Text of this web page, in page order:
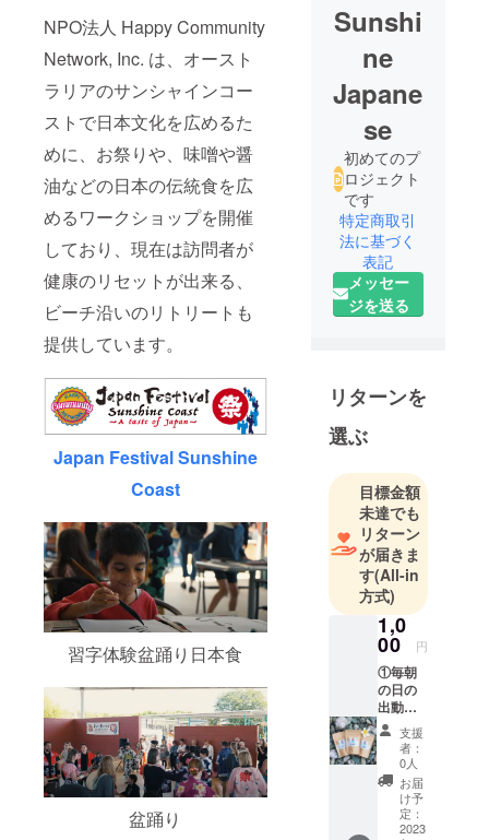
NPO法人 Happy Community
Network, Inc. は、オースト
ラリアのサンシャインコー
ストで日本文化を広めるた
めに、お祭りや、味噌や醤
油などの日本の伝統食を広
めるワークショップを開催
しており、現在は訪問者が
健康のリセットが出来る、
ビーチ沿いのリトリートも
提供しています。
Japan Festival Sunshine
Coast
習字体験盆踊り日本食
盆踊り
Sunshi
ne
Japane
se
初めてのプ
ロジェクト
です
特定商取引
法に基づく
表記
メッセー
ジを送る
リターンを
選ぶ
目標金額
未達でも
リターン
が届きま
す(All-in
方式)
1,0
00 円
①毎朝
の日の
出動画
の視聴
用URL
をメー
ルで提
供 ・動
画の内
容：日
支援
者：
0人
お届
け予
定：
2023